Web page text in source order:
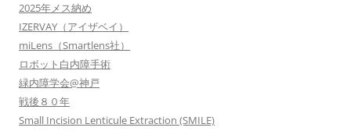
2025年メス納め
IZERVAY（アイザベイ）
miLens（Smartlens社）
ロボット白内障手術
緑内障学会@神戸
戦後８０年
Small Incision Lenticule Extraction (SMILE)